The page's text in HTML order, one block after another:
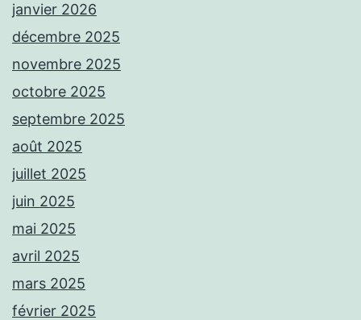
janvier 2026
décembre 2025
novembre 2025
octobre 2025
septembre 2025
août 2025
juillet 2025
juin 2025
mai 2025
avril 2025
mars 2025
février 2025